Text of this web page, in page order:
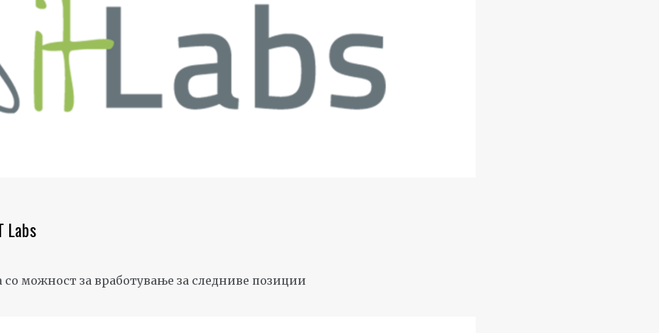
Labs
можност за вработување за следниве позиции